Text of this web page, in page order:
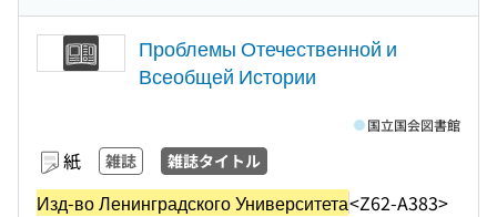
Проблемы Отечественной и
Всеобщей Истории
紙 雑誌 雑誌タイトル
Изд-во Ленинградского Университета<Z62-A383>
国立国会図書館